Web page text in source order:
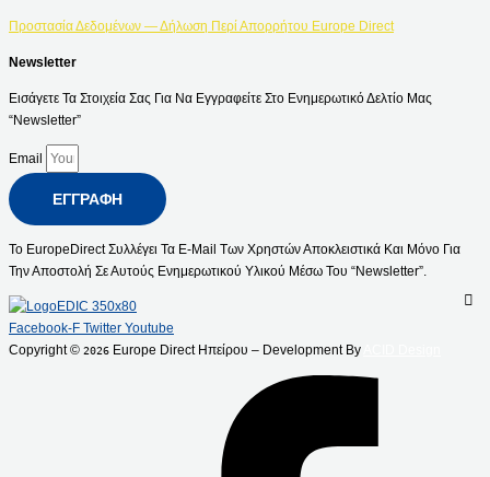
Προστασία Δεδομένων — Δήλωση Περί Απορρήτου Europe Direct
Newsletter
Εισάγετε Τα Στοιχεία Σας Για Να Εγγραφείτε Στο Ενημερωτικό Δελτίο Μας
“Newsletter”
Email
ΕΓΓΡΑΦΉ
Το EuropeDirect Συλλέγει Τα E-Mail Των Χρηστών Αποκλειστικά Και Μόνο Για
Την Αποστολή Σε Αυτούς Ενημερωτικού Υλικού Μέσω Του “Newsletter”.
Facebook-F Twitter Youtube
Copyright © 2026 Europe Direct Ηπείρου – Development By